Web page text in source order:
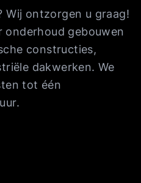
Wij ontzorgen u graag!
onderhoud gebouwen
constructies,
dakwerken. We
tot één